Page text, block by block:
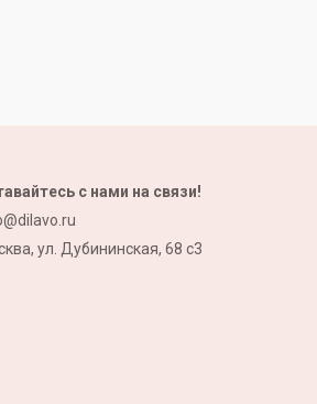
с нами на связи!
ул. Дубининская, 68 с3